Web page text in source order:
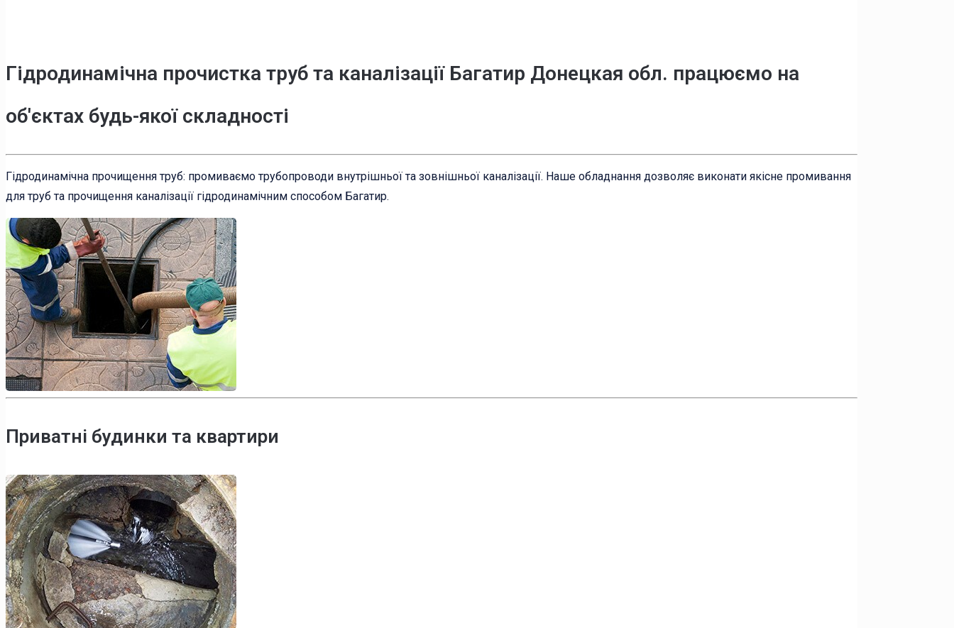
Гідродинамічна прочистка труб та каналізації Багатир Донецкая обл. працюємо на
об'єктах будь-якої складності
Гідродинамічна прочищення труб: промиваємо трубопроводи внутрішньої та зовнішньої каналізації. Наше обладнання дозволяє виконати якісне промивання
для труб та прочищення каналізації гідродинамічним способом Багатир.
Приватні будинки та квартири